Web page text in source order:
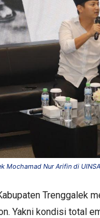
Mochamad Nur Arifin di
Trenggalek
Yakni kondisi total